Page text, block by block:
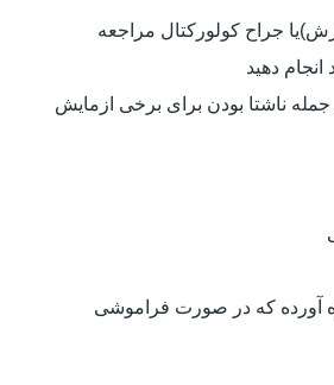
جراح کولورکتال مراجعه
دهید
جمله ناشتا بودن برای برخی ازمایش
آورده که در صورت فراموشی